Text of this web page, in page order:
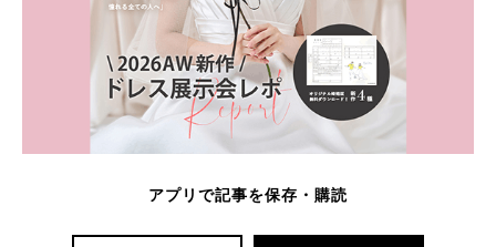
アプリで記事を保存・購読